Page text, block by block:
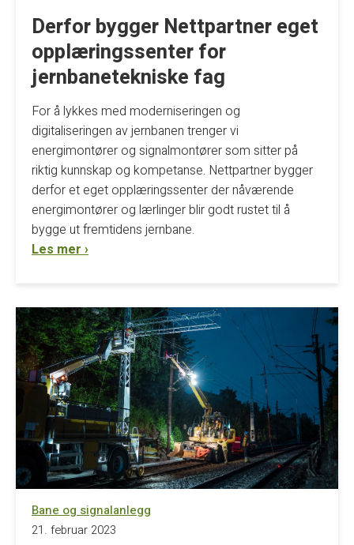
Derfor bygger Nettpartner eget
opplæringssenter for
jernbanetekniske fag
For å lykkes med moderniseringen og
digitaliseringen av jernbanen trenger vi
energimontører og signalmontører som sitter på
riktig kunnskap og kompetanse. Nettpartner bygger
derfor et eget opplæringssenter der nåværende
energimontører og lærlinger blir godt rustet til å
bygge ut fremtidens jernbane.
Les mer ›
Bane og signalanlegg
21. februar 2023